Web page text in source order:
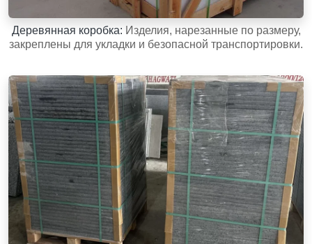
Деревянная коробка: Изделия, нарезанные по размеру,
закреплены для укладки и безопасной транспортировки.